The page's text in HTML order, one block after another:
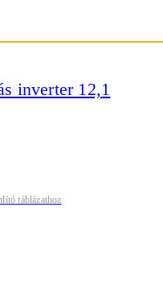
inverter 12,1
táblázathoz